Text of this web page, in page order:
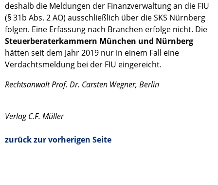
deshalb die Meldungen der Finanzverwaltung an die FIU
(§ 31b Abs. 2 AO) ausschließlich über die SKS Nürnberg
folgen. Eine Erfassung nach Branchen erfolge nicht. Die
Steuerberaterkammern München und Nürnberg
hätten seit dem Jahr 2019 nur in einem Fall eine
Verdachtsmeldung bei der FIU eingereicht.
Rechtsanwalt Prof. Dr. Carsten Wegner, Berlin
Verlag C.F. Müller
zurück zur vorherigen Seite